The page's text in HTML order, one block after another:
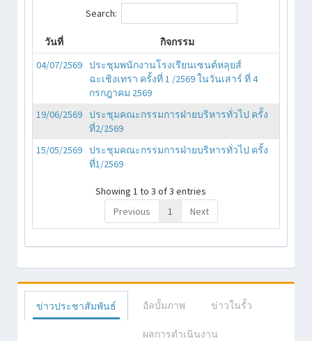
Search:
วันที่
กิจกรรม
04/07/2569 ประชุมพนักงานโรงเรียนเซนต์หลุยส์
ฉะเชิงเทรา ครั้งที่ 1 /2569 ในวันเสาร์ ที่ 4
กรกฎาคม 2569
19/06/2569 ประชุมคณะกรรมการฝ่ายบริหารทั่วไป ครั้ง
ที่2/2569
15/05/2569 ประชุมคณะกรรมการฝ่ายบริหารทั่วไป ครั้ง
ที่1/2569
Showing 1 to 3 of 3 entries
Previous
1 Next
ข่าวประชาสัมพันธ์ อัลบั้มภาพ ข่าวในรั้ว
ผลการดำเนินงาน